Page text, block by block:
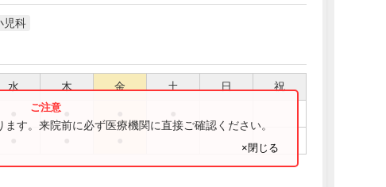
児科
水 木 金 土 日 祝
す。来院前に必ず医療機関に直接ご確認ください。
×閉じる